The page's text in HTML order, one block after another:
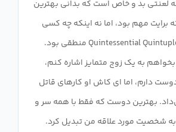
لعنتی بد و خاص است که بدانی بهترین
مهم بود، اما نه اینکه چه کسی
بود. حداقل با Quintessential Quintuplets منطقی بود.
به یک زوج متمایز اشاره کنم،
دارم، اما ای کاش او کارهای قاتل
بهترین دوست که فقط با همه سر و
به شخصیت مورد علاقه من تبدیل کرد.